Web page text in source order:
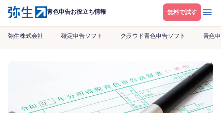
青色申告お役立ち情報 無料で試す メニ
弥生株式会社 確定申告ソフト クラウド青色申告ソフト 青色